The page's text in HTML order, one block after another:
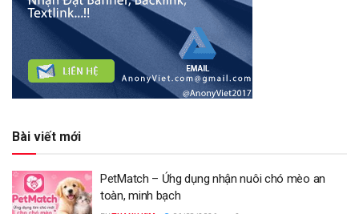
Bài viết mới
PetMatch – Ứng dụng nhận nuôi chó mèo an
toàn, minh bạch